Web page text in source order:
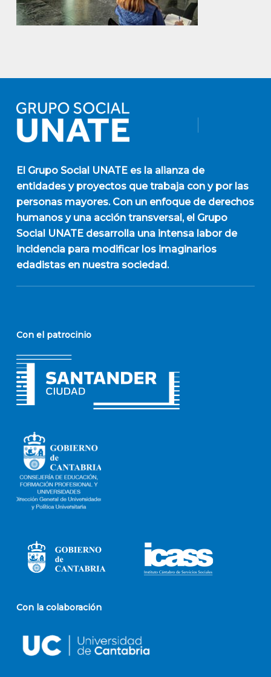
El Grupo Social UNATEes la alianza de
entidades y proyectos que trabaja con y por las
personas mayores. Con un enfoque de derechos
humanos y una acción transversal, el Grupo
Social UNATE desarrolla una intensa labor de
incidencia para modificar los imaginarios
edadistas en nuestra sociedad.
Con el patrocinio
Con la colaboración